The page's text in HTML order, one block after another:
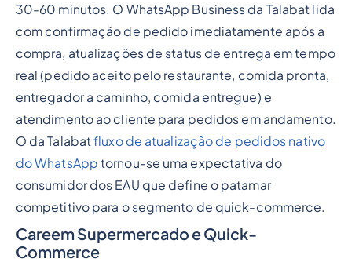
30-60 minutos. O WhatsApp Business da Talabat lida
com confirmação de pedido imediatamente após a
compra, atualizações de status de entrega em tempo
real (pedido aceito pelo restaurante, comida pronta,
entregador a caminho, comida entregue) e
atendimento ao cliente para pedidos em andamento.
O da Talabatfluxo de atualização de pedidos nativo
do WhatsApp tornou-se uma expectativa do
consumidor dos EAU que define o patamar
competitivo para o segmento de quick-commerce.
Careem Supermercado e Quick-
Commerce